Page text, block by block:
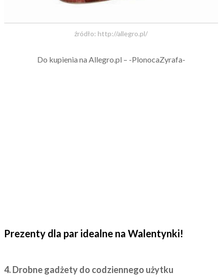
źródło: http://allegro.pl/
Do kupienia na Allegro.pl – -PlonocaZyrafa-
Prezenty dla par idealne na Walentynki!
4. Drobne gadżety do codziennego użytku